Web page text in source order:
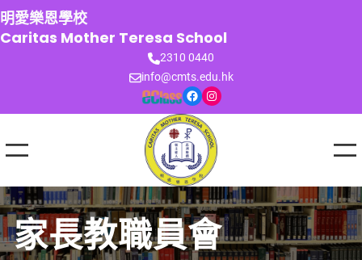
跳
至
主
明愛樂恩學校
Caritas Mother Teresa School
2310 0440
info@cmts.edu.hk
Facebook Instagram
家長教職員會